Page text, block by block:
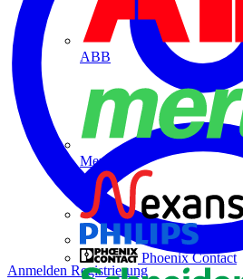
ABB
Merten
Phoenix Contact
Anmelden Registrierung